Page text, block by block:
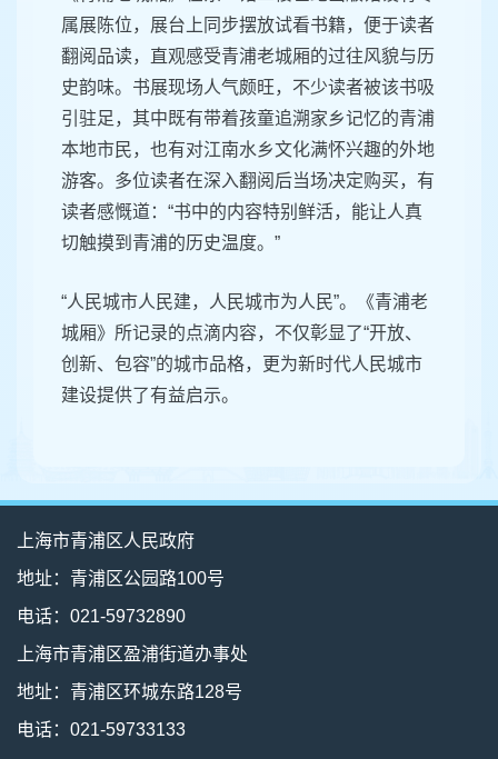
属展陈位，展台上同步摆放试看书籍，便于读者
翻阅品读，直观感受青浦老城厢的过往风貌与历
史韵味。书展现场人气颇旺，不少读者被该书吸
引驻足，其中既有带着孩童追溯家乡记忆的青浦
本地市民，也有对江南水乡文化满怀兴趣的外地
游客。多位读者在深入翻阅后当场决定购买，有
读者感慨道：“书中的内容特别鲜活，能让人真
切触摸到青浦的历史温度。”
“人民城市人民建，人民城市为人民”。《青浦老
城厢》所记录的点滴内容，不仅彰显了“开放、
创新、包容”的城市品格，更为新时代人民城市
建设提供了有益启示。
上海市青浦区人民政府
地址：青浦区公园路100号
电话：021-59732890
上海市青浦区盈浦街道办事处
地址：青浦区环城东路128号
电话：021-59733133